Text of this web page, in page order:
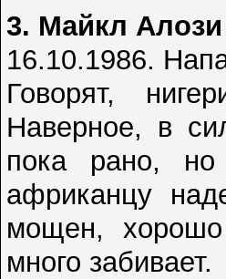
3. Майкл
16.10.1986.
Говорят,
Наверное, в
пока рано, но
африканцу
мощен, хорошо
много забивает.